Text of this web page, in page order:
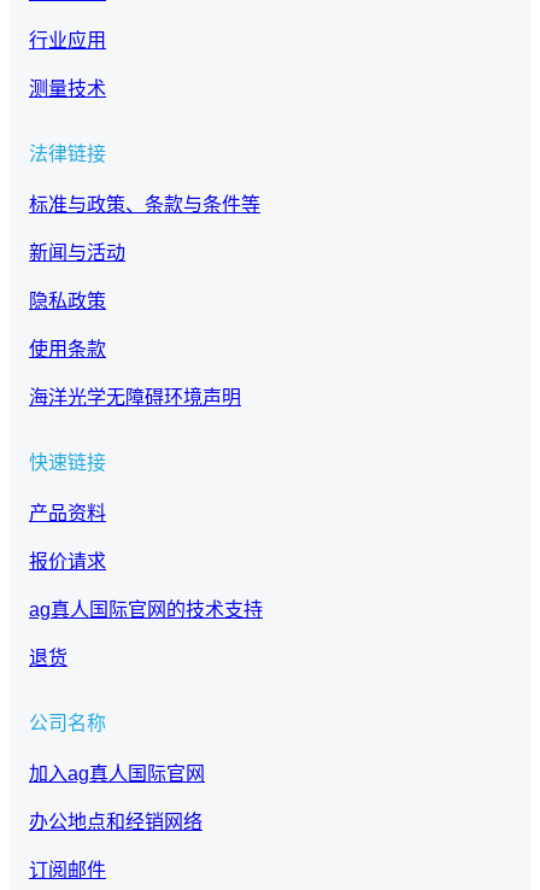
行业应用
测量技术
法律链接
标准与政策、条款与条件等
新闻与活动
隐私政策
使用条款
海洋光学无障碍环境声明
快速链接
产品资料
报价请求
ag真人国际官网的技术支持
退货
公司名称
加入ag真人国际官网
办公地点和经销网络
订阅邮件